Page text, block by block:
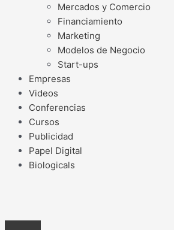
Mercados y Comercio
Financiamiento
Marketing
Modelos de Negocio
Start-ups
Empresas
Videos
Conferencias
Cursos
Publicidad
Papel Digital
Biologicals